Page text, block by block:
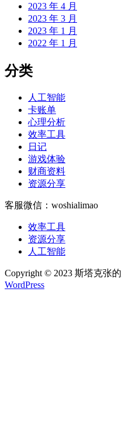
2023 年 4 月
2023 年 3 月
2023 年 1 月
2022 年 1 月
分类
人工智能
卡账单
心理分析
效率工具
日记
游戏体验
财商资料
资源分享
客服微信：woshialimao
效率工具
资源分享
人工智能
Copyright © 2023 斯塔克张
WordPress